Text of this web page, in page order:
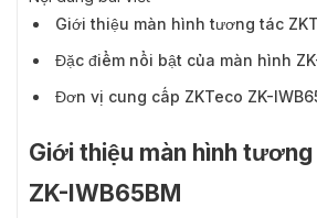
Giới thiệu màn hình tương tác
Đặc điểm nổi bật của màn hình
Đơn vị cung cấp ZKTeco ZK-
Giới thiệu màn hình
ZK-IWB65BM